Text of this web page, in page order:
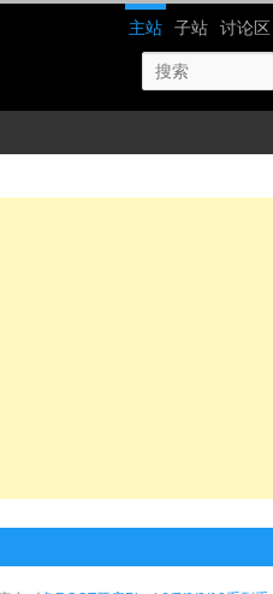
网站导航
主站 子站 讨论区